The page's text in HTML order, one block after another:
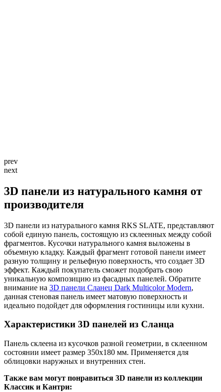
prev
next
3D панели из натурального камня от
производителя
3D панели из натурального камня RKS SLATE, представляют
собой единую панель, состоящую из склеенных между собой
фрагментов. Кусочки натурального камня выложены в
объемную кладку. Каждый фрагмент готовой панели имеет
разную толщину и рельефную поверхность, что создает 3D
эффект. Каждый покупатель сможет подобрать свою
уникальную композицию из фасадных панелей. Обратите
внимание на 3D панели Сланец Dark Multicolor Modern,
данная стеновая панель имеет матовую поверхность и
идеально подойдет для оформления гостиницы или кухни.
Характеристики 3D панелей из Сланца
Панель склеена из кусочков разной геометрии, в склеенном
состоянии имеет размер 350х180 мм. Применяется для
облицовки наружных и внутренних стен.
Также вам могут понравиться 3D панели из коллекции
Классик и Кантри: